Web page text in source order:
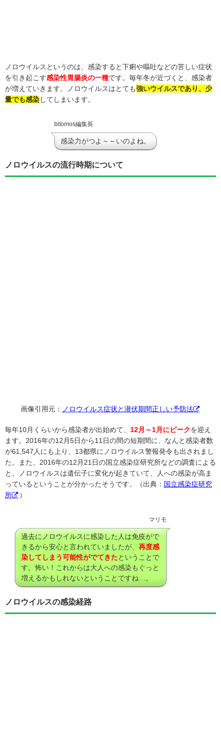
ノロウイルスというのは、感染すると下痢や嘔吐などの苦しい症状
を引き起こす感染性胃腸炎の一種です。毎年冬が近づくと、感染者
が増えていきます。ノロウイルスはとても強いウイルスであり、少
量でも感染してしまいます。
bitomos編集長
感染力がつよ～～いのよね。
ノロウイルスの流行時期について
画像引用元： ノロウイルス症状と潜伏期間正しい予防法
毎年10月くらいから感染者が出始めて、 12月～1月にピークを迎え
ます。2016年の12月5日から11日の間の短期間に、なんと感染者数
が61,547人にも上り、13都県にノロウイルス警報発令も出されまし
た。また、2016年の12月21日の国立感染症研究所などの調査による
と、ノロウイルスは遺伝子に変化が起きていて、人への感染が高ま
っているということが分かったそうです。（出典： 国立感染症研究
所
）
マリモ
過去にノロウイルスに感染した人は免疫がで
きるから安心と言われていましたが、 再度感
染してしまう可能性がでてきたということで
す。怖い！これからは大人への感染もぐっと
増えるかもしれないということですね…。
ノロウイルスの感染経路